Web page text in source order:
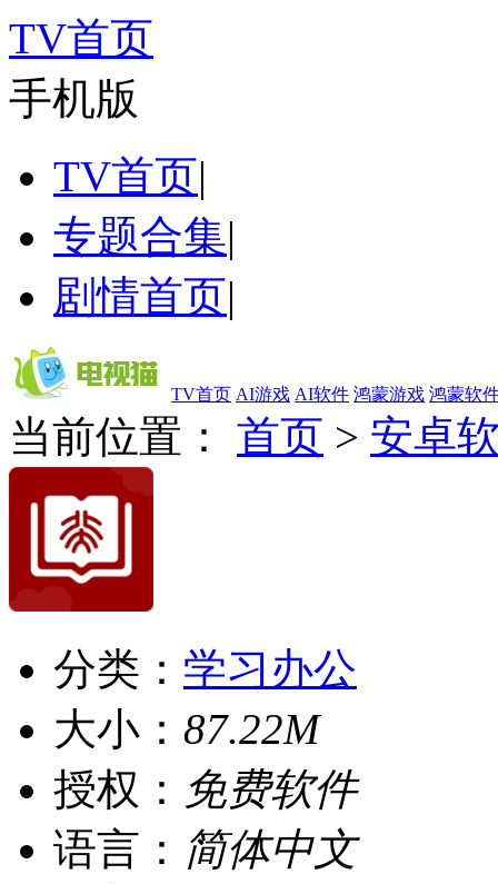
TV首页
手机版
TV首页|
专题合集|
剧情首页|
TV首页 AI游戏 AI软件 鸿蒙游戏 鸿蒙软
当前位置： 首页 > 安卓
分类： 学习办公
大小： 87.22M
授权： 免费软件
语言： 简体中文